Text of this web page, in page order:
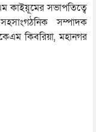
সভাপতিত্বে
সম্পাদক
কিবরিয়া, মহানগর